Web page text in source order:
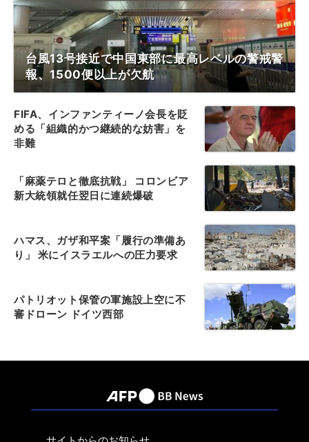
台風13号接近で中国東部に最高レベルの警戒警
報、1500便以上が欠航
FIFA、インファンティーノ会長を貶
める「組織的かつ継続的な妨害」を
非難
「麻薬テロと徹底抗戦」 コロンビア
新大統領就任翌日に連続爆破
ハマス、ガザ和平案「履行の準備あ
り」 米にイスラエルへの圧力要求
パトリオット保管の軍施設上空に不
審ドローン ドイツ西部